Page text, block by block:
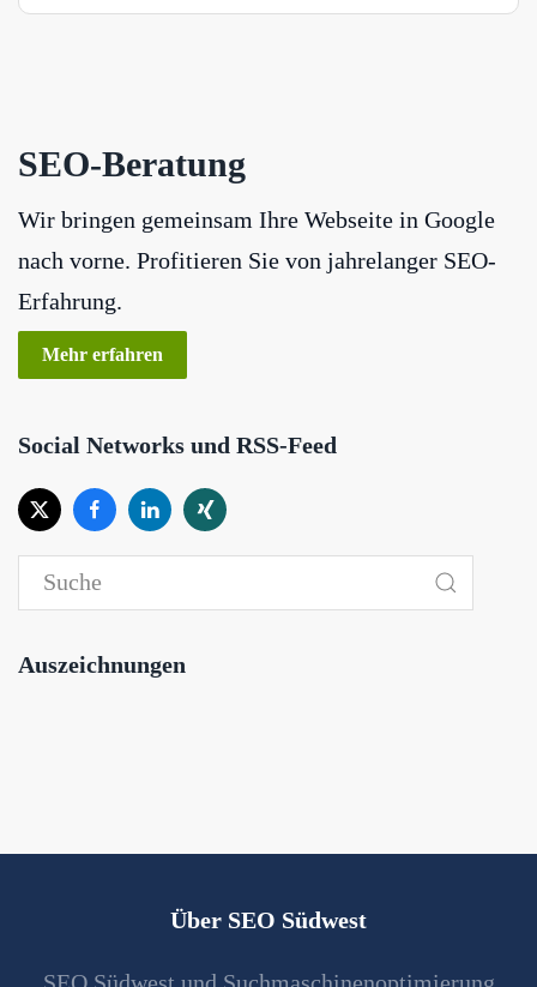
SEO-Beratung
Wir bringen gemeinsam Ihre Webseite in Google
nach vorne. Profitieren Sie von jahrelanger SEO-
Erfahrung.
Mehr erfahren
Social Networks und RSS-Feed
Auszeichnungen
Über SEO Südwest